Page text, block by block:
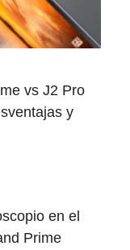
vs J2 Pro
y
en el
Prime